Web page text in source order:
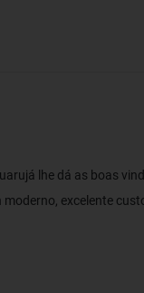
lhe dá as boas
moderno, excelente